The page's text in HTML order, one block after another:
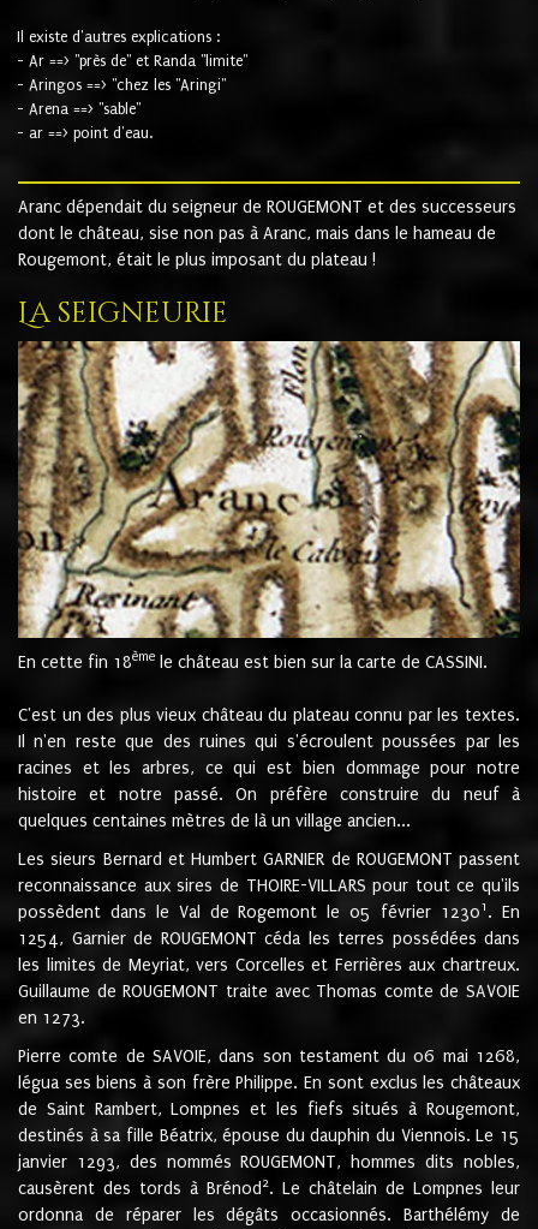
Il existe d'autres explications :
- Ar ==> "près de" et Randa "limite"
- Aringos ==> "chez les "Aringi"
- Arena ==> "sable"
- ar ==> point d'eau.
Aranc dépendait du seigneur de ROUGEMONT et des successeurs
dont le château, sise non pas à Aranc, mais dans le hameau de
Rougemont, était le plus imposant du plateau !
La seigneurie
En cette fin 18ème le château est bien sur la carte de CASSINI.
C'est un des plus vieux château du plateau connu par les textes.
Il n'en reste que des ruines qui s'écroulent poussées par les
racines et les arbres, ce qui est bien dommage pour notre
histoire et notre passé. On préfère construire du neuf à
quelques centaines mètres de là un village ancien...
Les sieurs Bernard et Humbert GARNIER de ROUGEMONT passent
reconnaissance aux sires de THOIRE-VILLARS pour tout ce qu'ils
possèdent dans le Val de Rogemont le 05 février 12301 . En
1254, Garnier de ROUGEMONT céda les terres possédées dans
les limites de Meyriat, vers Corcelles et Ferrières aux chartreux.
Guillaume de ROUGEMONT traite avec Thomas comte de SAVOIE
en 1273.
Pierre comte de SAVOIE, dans son testament du 06 mai 1268,
légua ses biens à son frère Philippe. En sont exclus les châteaux
de Saint Rambert, Lompnes et les fiefs situés à Rougemont,
destinés à sa fille Béatrix, épouse du dauphin du Viennois. Le 15
janvier 1293, des nommés ROUGEMONT, hommes dits nobles,
causèrent des tords à Brénod 2. Le châtelain de Lompnes leur
ordonna de réparer les dégâts occasionnés. Barthélémy de